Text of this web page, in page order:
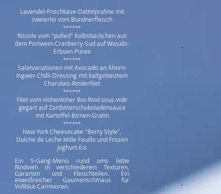
Lavendel-Frischkäse-Dattelpraline mit
zweierlei vom Bündnerfleisch
******
Rissole vom "pulled" Kalbsbäckchen aus
dem Portwein-Cranberry-Sud auf Wasabi-
Erbsen-Püree
******
Salatvariationen mit Avocado an Ahorn-
Ingwer-Chilli-Dressing mit kaltgebeiztem
Charolais-Rinderfilet
******
Filet vom Hohenloher Bio-Rind sous-vide
gegart auf Zartbitterschokoladensauce
mit Kartoffel-Birnen-Gratin
******
New York Cheesecake "Berry Style",
Dulche de Leche Mille Feuille und Frozen
Joghurt-Eis
Ein 5-Gang-Menü rund ums liebe
Rindvieh in verschiedenen Texturen,
Gararten und Fleischteilen. Ein
eiweißreicher Gaumenschmaus für
Vollblut-Carnivoren.